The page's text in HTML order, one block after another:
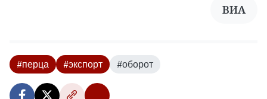
ВИА
#перца #экспорт #оборот